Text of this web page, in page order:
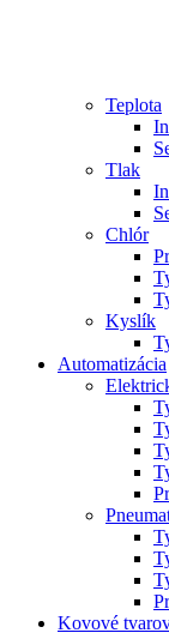
Teplota
Tlak
Chlór
Kyslík
Automatizácia
Kovové